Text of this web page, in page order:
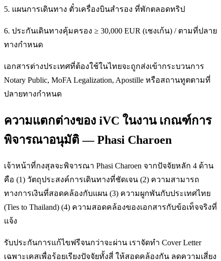
5. แผนการเดินทาง ตั๋วเครื่องบินสำรอง ที่พักตลอดทริป
6. ประกันเดินทางคุ้มครอง ≥ 30,000 EUR (เชงเก้น) / ตามที่ปลาย
ทางกำหนด
เอกสารต่างประเทศที่ต้องใช้ในไทยจะถูกส่งเข้ากระบวนการ
Notary Public, MoFA Legalization, Apostille หรือสถานทูตตามที่
ปลายทางกำหนด
ความแตกต่างของ iVC ในงาน เกณฑ์การ
พิจารณาอนุมัติ — Phasi Charoen
เจ้าหน้าที่กงสุลจะพิจารณา Phasi Charoen จากปัจจัยหลัก 4 ด้าน
คือ (1) วัตถุประสงค์การเดินทางที่ชัดเจน (2) ความสามารถ
ทางการเงินที่สอดคล้องกับแผน (3) ความผูกพันกับประเทศไทย
(Ties to Thailand) (4) ความสอดคล้องของเอกสารกับข้อเท็จจริงที่
แจ้ง
รับประกันการแก้ไขฟรีจนกว่าจะผ่าน เราจัดทำ Cover Letter
เฉพาะเคสเพื่อร้อยเรียงปัจจัยทั้งสี่ ให้สอดคล้องกัน ลดความเสี่ยง